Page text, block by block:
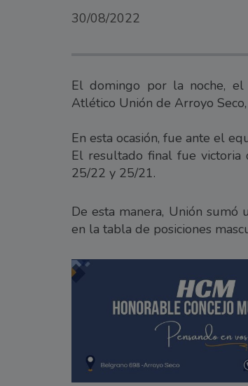
30/08/2022
El domingo por la noche,
Atlético Unión de Arroyo
En esta ocasión, fue ante el
El resultado final fue victoria
25/22 y 25/21.
De esta manera, Unión sumó
en la tabla de posiciones